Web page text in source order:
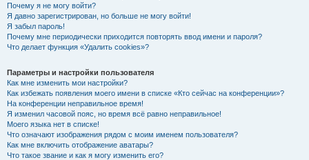
Почему я не могу войти?
Я давно зарегистрирован, но больше не могу войти!
Я забыл пароль!
Почему мне периодически приходится повторять ввод имени и пароля?
Что делает функция «Удалить cookies»?
Параметры и настройки пользователя
Как мне изменить мои настройки?
Как избежать появления моего имени в списке «Кто сейчас на конференции»?
На конференции неправильное время!
Я изменил часовой пояс, но время всё равно неправильное!
Моего языка нет в списке!
Что означают изображения рядом с моим именем пользователя?
Как мне включить отображение аватары?
Что такое звание и как я могу изменить его?